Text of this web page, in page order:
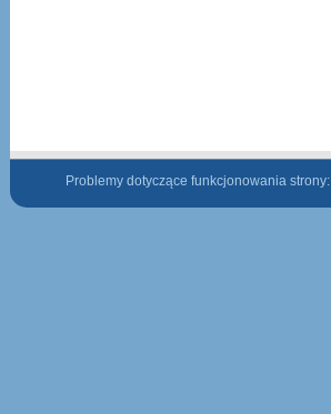
Problemy dotyczące funkcjonowania strony: